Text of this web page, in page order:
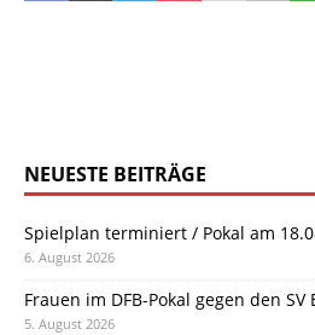
NEUESTE BEITRÄGE
Spielplan terminiert / Pokal am
6. August 2026
Frauen im DFB-Pokal gegen den SV
5. August 2026